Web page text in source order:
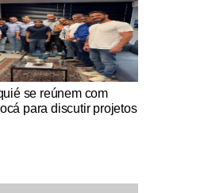
se reúnem com
para discutir projetos